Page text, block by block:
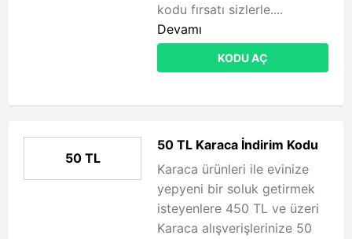
kodu fırsatı sizlerle....
Devamı
KODU AÇ
50 TL
50 TL Karaca İndirim Kodu
Karaca ürünleri ile evinize
yepyeni bir soluk getirmek
isteyenlere 450 TL ve üzeri
Karaca alışverişlerinize 50